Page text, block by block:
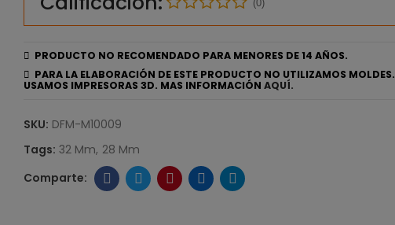
(0)
PRODUCTO NO RECOMENDADO PARA MENORES DE 14 AÑOS.
PARA LA ELABORACIÓN DE ESTE PRODUCTO NO UTILIZAMOS MOLDES.
USAMOS IMPRESORAS 3D. MAS INFORMACIÓN AQUÍ.
SKU: DFM-M10009
Tags: 32 Mm 28 Mm